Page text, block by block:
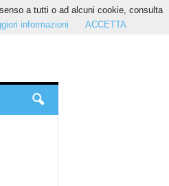
a tutti o ad alcuni cookie, consulta
informazioni ACCETTA